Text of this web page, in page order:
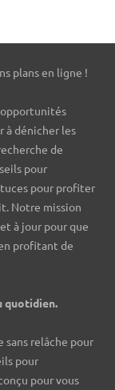
plans en ligne !
à dénicher les
de
pour
pour profiter
Notre mission
à jour pour que
profitant de
quotidien.
sans relâche pour
pour
pour vous